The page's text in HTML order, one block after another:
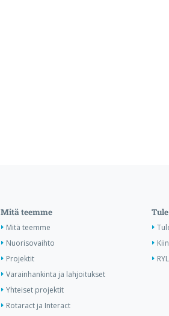
Mitä teemme
Mitä teemme
Nuorisovaihto
Projektit
Varainhankinta ja lahjoitukset
Yhteiset projektit
Rotaract ja Interact